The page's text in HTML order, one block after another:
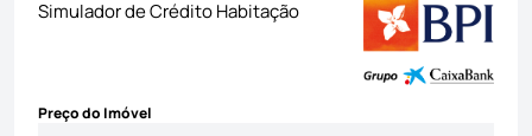
Simulador de Crédito Habitação
Preço do Imóvel